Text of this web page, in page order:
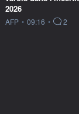
2026
information fournie par
AFP • 09:16 • 2